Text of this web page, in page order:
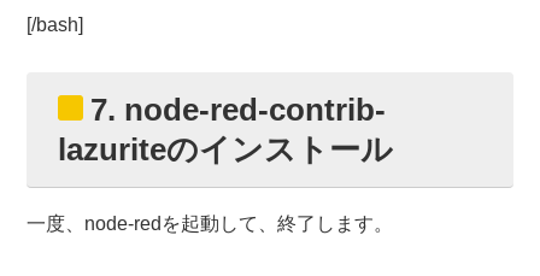
[/bash]
7. node-red-contrib-
lazuriteのインストール
一度、node-redを起動して、終了します。